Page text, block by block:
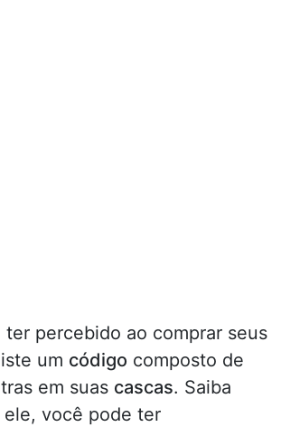
ter percebido ao comprar seus
um código composto de
em suas cascas. Saiba
ele, você pode ter